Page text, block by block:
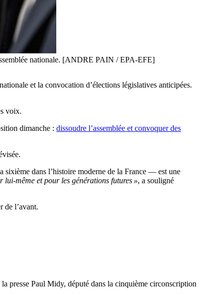
nationale. [ANDRE PAIN / EPA-EFE]
et la convocation d’élections législatives anticipées.
voix.
dimanche : dissoudre l’assemblée et convoquer des
dans l’histoire moderne de la France — est une
même et pour les générations futures », a souligné
de l’avant.
la presse Paul Midy, député dans la cinquième circonscription